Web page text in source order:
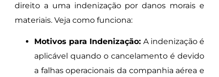
direito a uma indenização por danos morais e
materiais. Veja como funciona:
Motivos para Indenização: A indenização é
aplicável quando o cancelamento é devido
a falhas operacionais da companhia aérea e